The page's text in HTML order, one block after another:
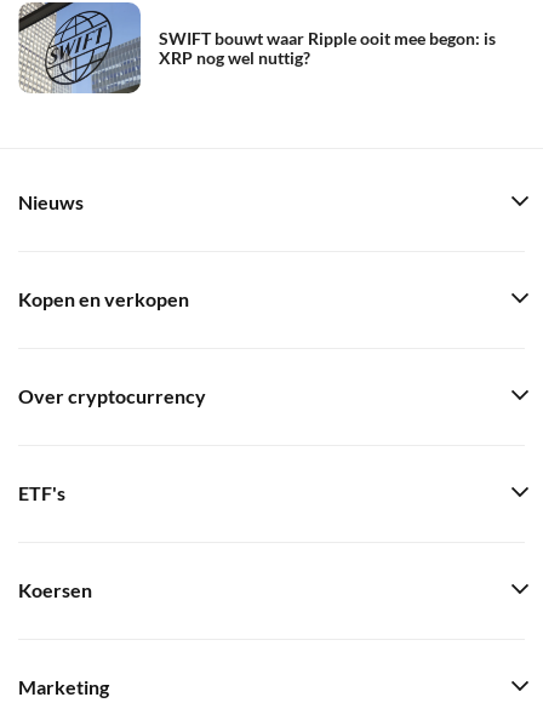
SWIFT bouwt waar Ripple ooit mee begon: is
XRP nog wel nuttig?
Nieuws
Kopen en verkopen
Over cryptocurrency
ETF's
Koersen
Marketing